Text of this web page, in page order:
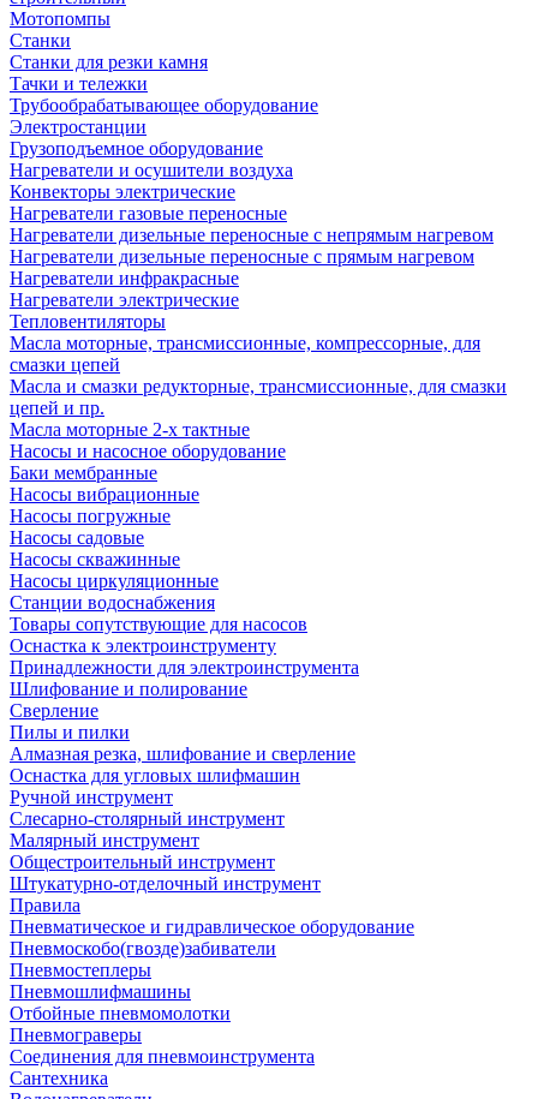
Мотопомпы
Станки
Станки для резки камня
Тачки и тележки
Трубообрабатывающее оборудование
Электростанции
Грузоподъемное оборудование
Нагреватели и осушители воздуха
Конвекторы электрические
Нагреватели газовые переносные
Нагреватели дизельные переносные с непрямым нагревом
Нагреватели дизельные переносные с прямым нагревом
Нагреватели инфракрасные
Нагреватели электрические
Тепловентиляторы
Масла моторные, трансмиссионные, компрессорные, для
смазки цепей
Масла и смазки редукторные, трансмиссионные, для смазки
цепей и пр.
Масла моторные 2-х тактные
Насосы и насосное оборудование
Баки мембранные
Насосы вибрационные
Насосы погружные
Насосы садовые
Насосы скважинные
Насосы циркуляционные
Станции водоснабжения
Товары сопутствующие для насосов
Оснастка к электроинструменту
Принадлежности для электроинструмента
Шлифование и полирование
Сверление
Пилы и пилки
Алмазная резка, шлифование и сверление
Оснастка для угловых шлифмашин
Ручной инструмент
Слесарно-столярный инструмент
Малярный инструмент
Общестроительный инструмент
Штукатурно-отделочный инструмент
Правила
Пневматическое и гидравлическое оборудование
Пневмоскобо(гвозде)забиватели
Пневмостеплеры
Пневмошлифмашины
Отбойные пневмомолотки
Пневмограверы
Соединения для пневмоинструмента
Сантехника